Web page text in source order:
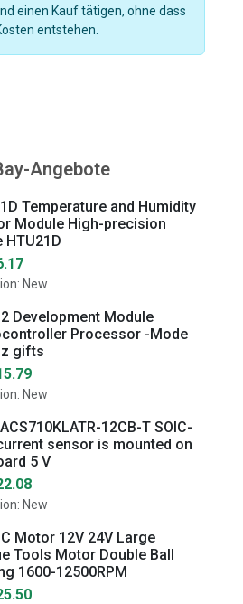
einen Kauf tätigen, ohne dass
entstehen.
Angebote
Temperature and Humidity
Module High-precision
HTU21D
New
Development Module
Processor -Mode
gifts
New
12CB-T SOIC-
sensor is mounted on
5 V
New
Motor 12V 24V Large
Tools Motor Double Ball
1600-12500RPM